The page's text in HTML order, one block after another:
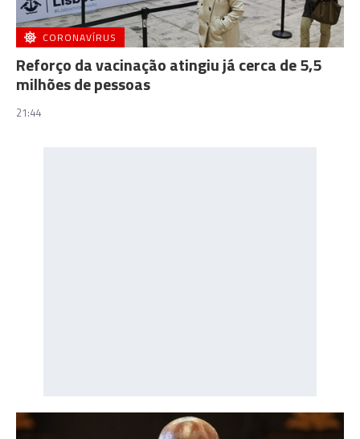
CORONAVÍRUS
Reforço da vacinação atingiu já cerca de 5,5
milhões de pessoas
21:44